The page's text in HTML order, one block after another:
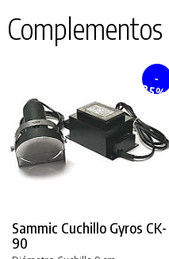
Complementos
-
25%
Sammic Cuchillo Gyros CK-
90